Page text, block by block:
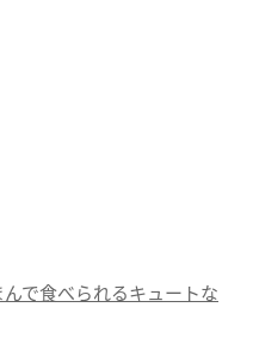
で食べられるキュートな